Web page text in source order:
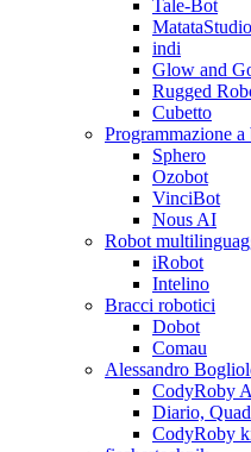
Tale-Bot
indi
Glow and
Rugged
Cubetto
Programmazione
Sphero
Ozobot
VinciBot
Nous AI
Robot
iRobot
Intelino
Bracci robotici
Dobot
Comau
Alessandro
CodyRoby
Diario,
CodyRoby